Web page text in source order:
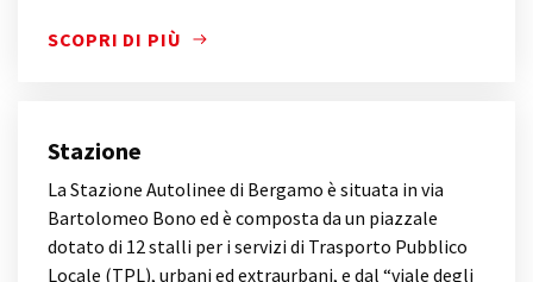
SCOPRI DI PIÙ
SCOPRI DI PIÙ
Stazione
La Stazione Autolinee di Bergamo è situata in via
Bartolomeo Bono ed è composta da un piazzale
dotato di 12 stalli per i servizi di Trasporto Pubblico
Locale (TPL), urbani ed extraurbani, e dal “viale degli